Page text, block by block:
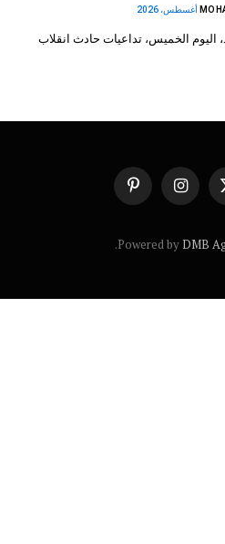
اليوم الخميس، تداعيات حادث انقلاب
الانستغرامبينتيريست
DMB
.